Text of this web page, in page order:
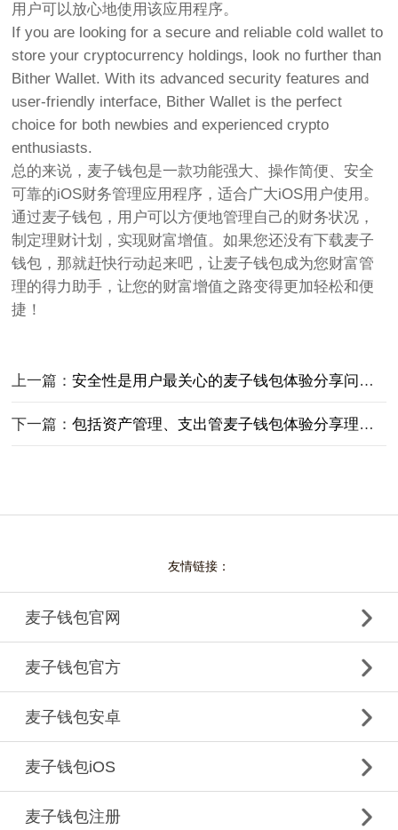
用户可以放心地使用该应用程序。
If you are looking for a secure and reliable cold wallet to
store your cryptocurrency holdings, look no further than
Bither Wallet. With its advanced security features and
user-friendly interface, Bither Wallet is the perfect
choice for both newbies and experienced crypto
enthusiasts.
总的来说，麦子钱包是一款功能强大、操作简便、安全
可靠的iOS财务管理应用程序，适合广大iOS用户使用。
通过麦子钱包，用户可以方便地管理自己的财务状况，
制定理财计划，实现财富增值。如果您还没有下载麦子
钱包，那就赶快行动起来吧，让麦子钱包成为您财富管
理的得力助手，让您的财富增值之路变得更加轻松和便
捷！
上一篇：安全性是用户最关心的麦子钱包体验分享问题之一
下一篇：包括资产管理、支出管麦子钱包体验分享理、收入管理等
友情链接：
麦子钱包官网
麦子钱包官方
麦子钱包安卓
麦子钱包iOS
麦子钱包注册